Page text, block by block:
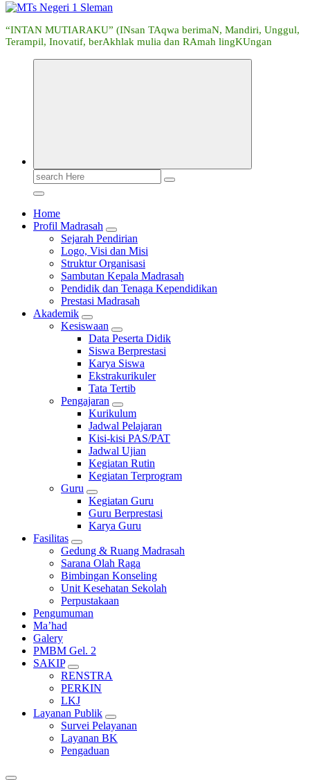
“INTAN MUTIARAKU” (INsan TAqwa berimaN, Mandiri, Unggul,
Terampil, Inovatif, berAkhlak mulia dan RAmah lingKUngan
Search
for:
Home
Profil Madrasah
Sejarah Pendirian
Logo, Visi dan Misi
Struktur Organisasi
Sambutan Kepala Madrasah
Pendidik dan Tenaga Kependidikan
Prestasi Madrasah
Akademik
Kesiswaan
Data Peserta Didik
Siswa Berprestasi
Karya Siswa
Ekstrakurikuler
Tata Tertib
Pengajaran
Kurikulum
Jadwal Pelajaran
Kisi-kisi PAS/PAT
Jadwal Ujian
Kegiatan Rutin
Kegiatan Terprogram
Guru
Kegiatan Guru
Guru Berprestasi
Karya Guru
Fasilitas
Gedung & Ruang Madrasah
Sarana Olah Raga
Bimbingan Konseling
Unit Kesehatan Sekolah
Perpustakaan
Pengumuman
Ma’had
Galery
PMBM Gel. 2
SAKIP
RENSTRA
PERKIN
LKJ
Layanan Publik
Survei Pelayanan
Layanan BK
Pengaduan